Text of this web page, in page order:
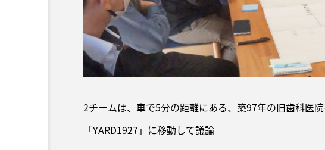
2チームは、車で5分の距離にある、築97年の旧歯科医
「YARD1927」に移動して議論